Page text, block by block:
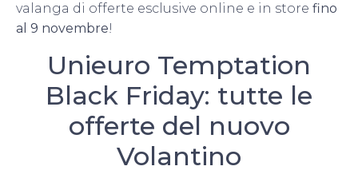
valanga di offerte esclusive online e in store fino
al 9 novembre!
Unieuro Temptation
Black Friday: tutte le
offerte del nuovo
Volantino